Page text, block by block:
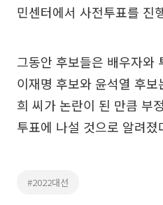
민센터에서 사전투표를 진
그동안 후보들은 배우자와
이재명 후보와 윤석열 후
희 씨가 논란이 된 만큼 부
투표에 나설 것으로 알려졌
#2022대선